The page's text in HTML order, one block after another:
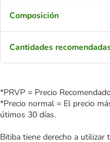
Composición
Cantidades
*PRVP = Precio
*Precio normal = El precio
útimos 30 días.
Bitiba tiene derecho a utilizar